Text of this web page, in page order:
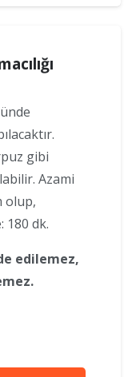
gibi
Azami
olup,
180 dk.
edilemez,